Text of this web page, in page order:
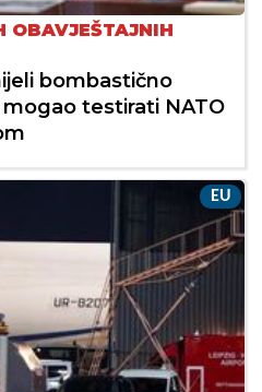
OBAVJEŠTAJNIH
bombastično
testirati NATO
EU